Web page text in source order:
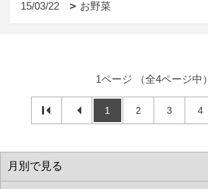
15/03/22 お野菜
1ページ （全4ページ中）
1 2 3 4